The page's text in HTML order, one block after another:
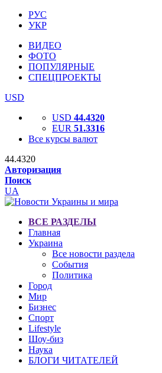
РУС
УКР
ВИДЕО
ФОТО
ПОПУЛЯРНЫЕ
СПЕЦПРОЕКТЫ
USD
USD 44.4320
EUR 51.3316
Все курсы валют
44.4320
Авторизация
Поиск
UA
ВСЕ РАЗДЕЛЫ
Главная
Украина
Все новости раздела
События
Политика
Город
Мир
Бизнес
Спорт
Lifestyle
Шоу-биз
Наука
БЛОГИ ЧИТАТЕЛЕЙ